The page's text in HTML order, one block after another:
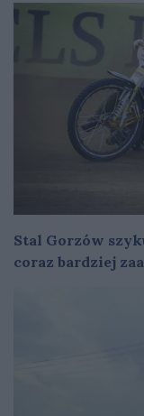
Stal Gorzów
coraz bardziej